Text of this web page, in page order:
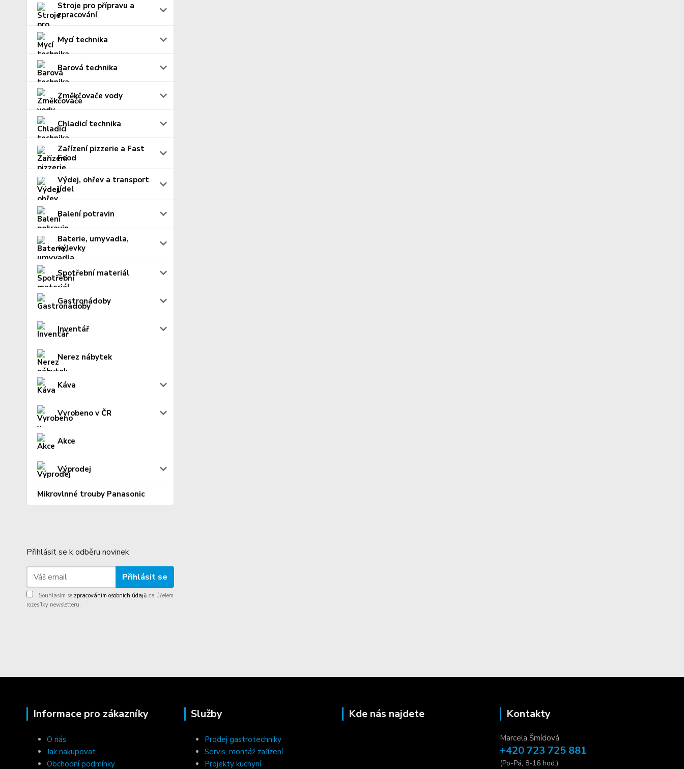
Stroje pro přípravu a
zpracování
Mycí technika
Barová technika
Změkčovače vody
Chladicí technika
Zařízení pizzerie a Fast
Food
Výdej, ohřev a transport
jídel
Balení potravin
Baterie, umyvadla,
výlevky
Spotřební materiál
Gastronádoby
Inventář
Nerez nábytek
Káva
Vyrobeno v ČR
Akce
Výprodej
Mikrovlnné trouby Panasonic
Přihlásit se k odběru novinek
Přihlásit se
Souhlasím se zpracováním osobních údajů za účelem
rozesílky newsletteru.
Informace pro zákazníky
O nás
Jak nakupovat
Obchodní podmínky
Služby
Prodej gastrotechniky
Servis, montáž zařízení
Projekty kuchyní
Kde nás najdete Kontakty
Marcela Šmídová
+420 723 725 881
(Po-Pá, 8-16 hod.)